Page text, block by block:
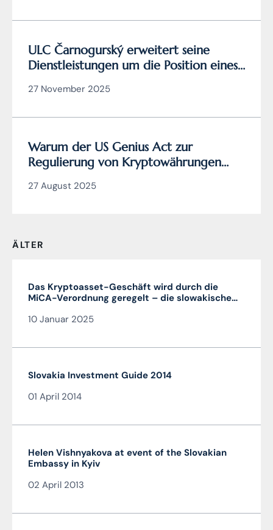
ULC Čarnogurský erweitert seine
Dienstleistungen um die Position eines
Cybersicherheitsmanagers
27 November 2025
Warum der US Genius Act zur
Regulierung von Kryptowährungen
Verordnung MiCA nicht)
27 August 2025
ÄLTER
Das Kryptoasset-Geschäft wird durch die
MiCA-Verordnung geregelt – die slowakische
der gesamten EU gültig
10 Januar 2025
Slovakia Investment Guide 2014
01 April 2014
Helen Vishnyakova at event of the Slovakian
Embassy in Kyiv
02 April 2013